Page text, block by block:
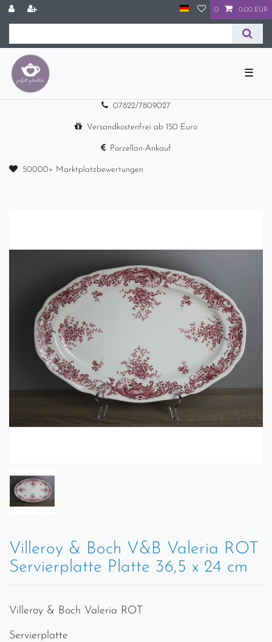
0 0,00 EUR
☰
07822/7809027
Versandkostenfrei ab 150 Euro
Porzellan-Ankauf
50000+ Marktplatzbewertungen
Villeroy & Boch V&B Valeria ROT
Servierplatte Platte 36,5 x 24 cm
Villeroy & Boch Valeria ROT
Servierplatte